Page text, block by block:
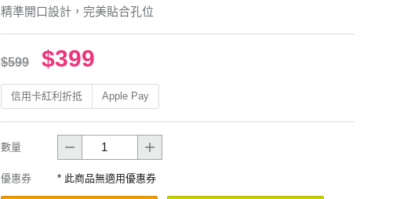
精準開口設計，完美貼合孔位
$599 $399
信用卡紅利折抵 Apple Pay
數量
優惠券 * 此商品無適用優惠券